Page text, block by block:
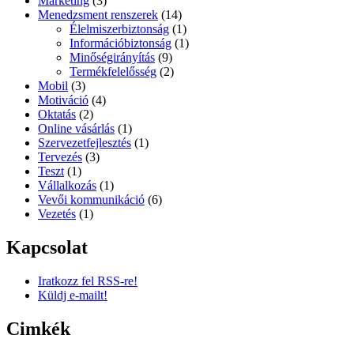
Menedzsment renszerek (14)
Élelmiszerbiztonság (1)
Információbiztonság (1)
Minőségirányítás (9)
Termékfelelősség (2)
Mobil (3)
Motiváció (4)
Oktatás (2)
Online vásárlás (1)
Szervezetfejlesztés (1)
Tervezés (3)
Teszt (1)
Vállalkozás (1)
Vevői kommunikáció (6)
Vezetés (1)
Kapcsolat
Iratkozz fel RSS-re!
Küldj e-mailt!
Cimkék